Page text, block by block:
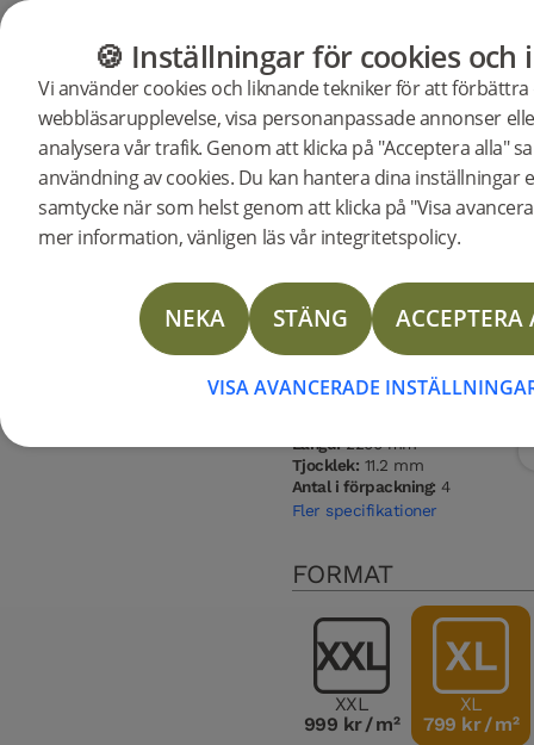
GOLV MÖBLER BUTIK OUTLET
🍪 Inställningar för cookies och
Vi använder cookies och liknande tekniker för att förbättra
webbläsarupplevelse, visa personanpassade annonser
analysera vår trafik. Genom att klicka på "Acceptera alla"
användning av cookies. Du kan hantera dina inställningar
samtycke när som helst genom att klicka på "Visa
mer information, vänligen läs vår integritetspolicy.
NEKA STÄNG ACCEPTERA
VISA AVANCERADE
Butik Golv Woodura Planks
Woodura Planks VISTORP 3.0 XL
Ek
Select
Pro
Golvtyp:Härdat trägolv
Ytbehandling:Pro mattlack
Infärgning: Powder White
Längd:2200 mm
Tjocklek: 11.2 mm
Antal i förpackning: 4
Fler specifikationer
FORMAT
XXL
999 kr/ m²
XL
799 kr/ m²